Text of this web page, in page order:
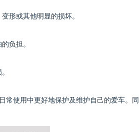
形或其他明显的损坏。
负担。
常使用中更好地保护及维护自己的爱车。同